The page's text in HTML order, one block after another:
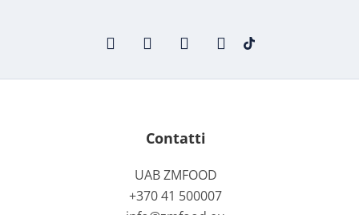
Contatti
UAB ZMFOOD
+370 41 500007